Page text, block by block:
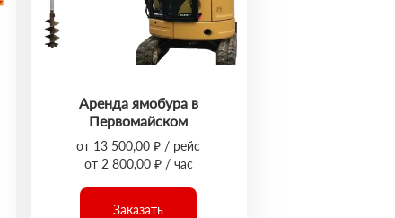
Аренда ямобура в
Первомайском
от 13 500,00 ₽ / рейс
от 2 800,00 ₽ / час
Заказать